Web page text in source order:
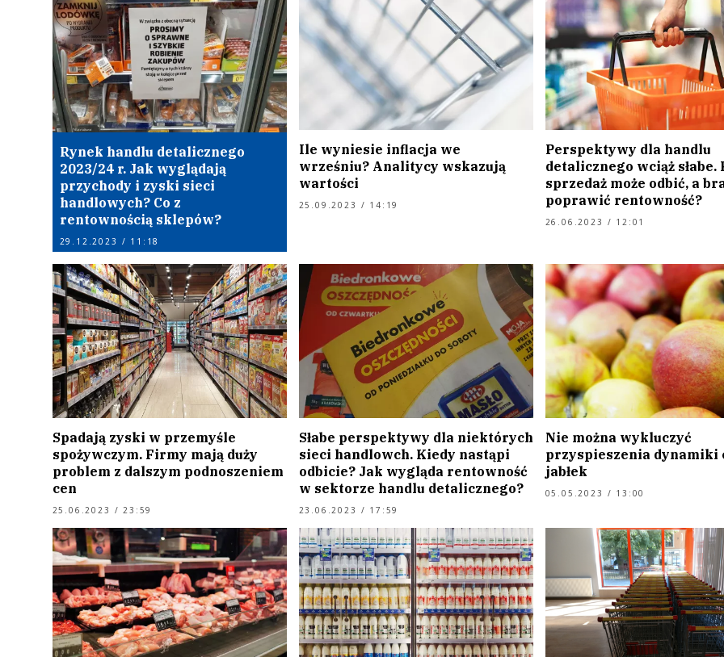
Rynek handlu detalicznego
2023/24 r. Jak wyglądają
przychody i zyski sieci
handlowych? Co z
rentownością sklepów?
29.12.2023 / 11:18
Ile wyniesie inflacja we
wrześniu? Analitycy wskazują
wartości
25.09.2023 / 14:19
Perspektywy dla handlu
detalicznego wciąż słabe.
sprzedaż może odbić, a
poprawić rentowność?
26.06.2023 / 12:01
Spadają zyski w przemyśle
spożywczym. Firmy mają duży
problem z dalszym podnoszeniem
cen
25.06.2023 / 23:59
Słabe perspektywy dla niektórych
sieci handlowch. Kiedy nastąpi
odbicie? Jak wygląda rentowność
w sektorze handlu detalicznego?
23.06.2023 / 17:59
Nie można wykluczyć
przyspieszenia dynamiki
jabłek
05.05.2023 / 13:00